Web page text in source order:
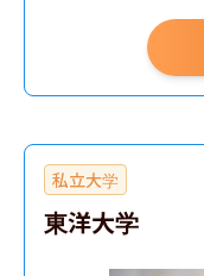
私立大学
東洋大学